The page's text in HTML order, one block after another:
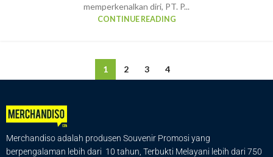
memperkenalkan diri, PT. P...
CONTINUE READING
1 2 3 4
Merchandiso adalah produsen Souvenir Promosi yang
berpengalaman lebih dari 10 tahun, Terbukti Melayani lebih dari 750